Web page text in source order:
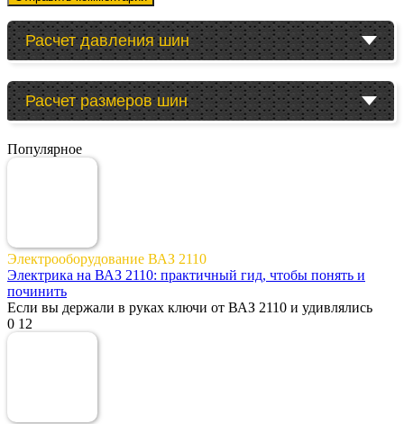
Расчет давления шин
Расчет размеров шин
Популярное
Электрооборудование ВАЗ 2110
Электрика на ВАЗ 2110: практичный гид, чтобы понять и
починить
Если вы держали в руках ключи от ВАЗ 2110 и удивлялись
0 12